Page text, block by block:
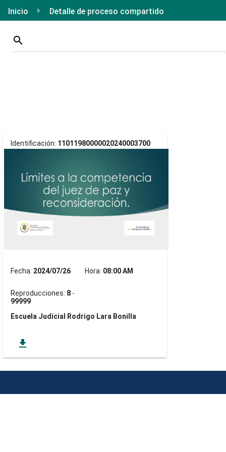
Inicio Detalle de proceso compartido
search
Identificación: 11011980000020240003700
Fecha: 2024/07/26 Hora: 08:00 AM
Reproducciones: 8 -
99999
Escuela Judicial Rodrigo Lara Bonilla
get_app